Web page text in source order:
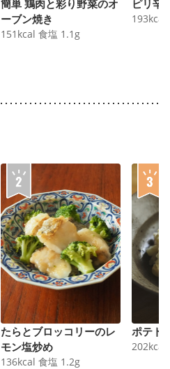
簡単 鶏肉と彩り野菜のオ
ーブン焼き
151 kcal 食塩 1.1 g
ピリ辛
193kcal
たらとブロッコリーのレ
モン塩炒め
136kcal 食塩 1.2g
ポテト
202kcal